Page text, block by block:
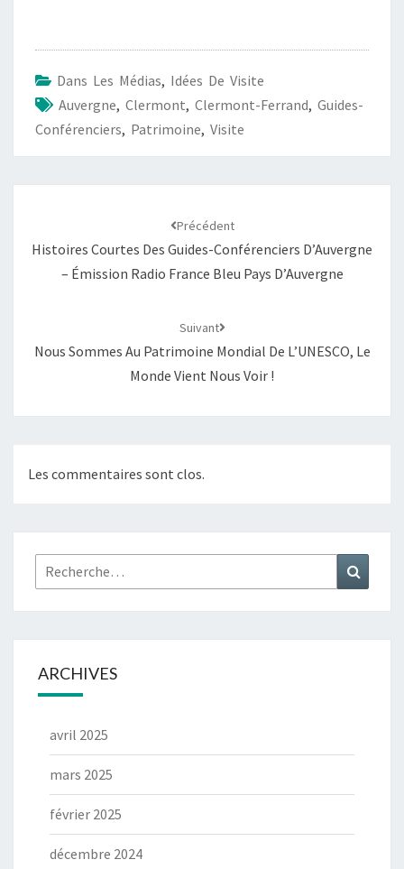
Dans Les Médias, Idées De Visite
Auvergne, Clermont, Clermont-Ferrand, Guides-
Conférenciers, Patrimoine, Visite
Précédent
Histoires Courtes Des Guides-Conférenciers D’Auvergne
– Émission Radio France Bleu Pays D’Auvergne
Suivant
Nous Sommes Au Patrimoine Mondial De L’UNESCO, Le
Monde Vient Nous Voir !
Les commentaires sont clos.
ARCHIVES
avril 2025
mars 2025
février 2025
décembre 2024